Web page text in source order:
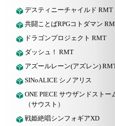
デスティニーチャイルド RMT
共闘ことばRPGコトダマン
ドラゴンプロジェクト RMT
ダッシュ！ RMT
アズールレーン(アズレン)
SINoALICE シノアリス
ONE PIECE サウザンドストー
（サウスト）
戦姫絶唱シンフォギアXD